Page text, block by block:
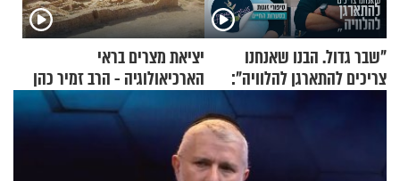
"שבר גדול. הבנו שאנחנו
צריכים להתארגן להלוויה":
זוגיות במבחן, הפעם עם מרים
יציאת מצרים בראי
הארכיאולוגיה - הרב זמיר כהן